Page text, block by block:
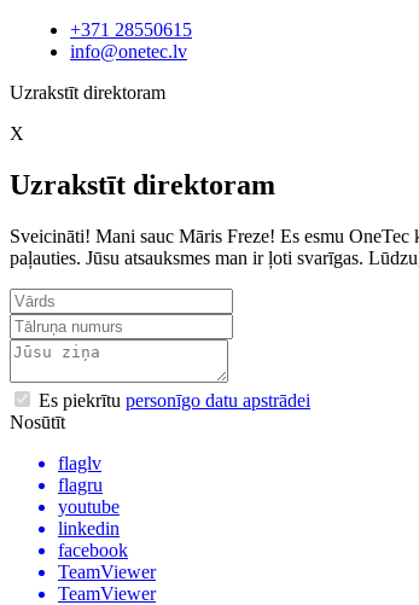
+371 28550615
info@onetec.lv
Uzrakstīt direktoram
X
Uzrakstīt direktoram
Sveicināti! Mani sauc Māris Freze! Es esmu
paļauties. Jūsu atsauksmes man ir ļoti svarīgas.
Es piekrītu personīgo datu apstrādei
Nosūtīt
flaglv
flagru
youtube
linkedin
facebook
TeamViewer
TeamViewer